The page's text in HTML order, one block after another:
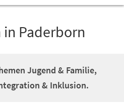
in Paderborn
Jugend & Familie,
& Inklusion.